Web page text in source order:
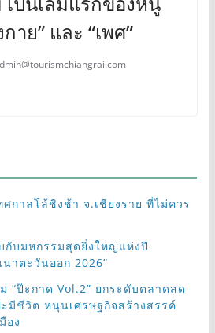
าย” และ “เพศ”
กาลโล้ชิงช้า จ.เชียงราย ที่ไม่ควร
กับมหกรรมสุดยิ่งใหญ่แห่งปี
าตะวันออก 2026”
“ป๊ะกาด Vol.2” ยกระดับตลาดสด
ชีวิต หนุนเศรษฐกิจสร้างสรรค์
อง